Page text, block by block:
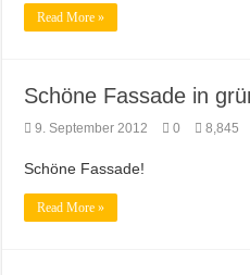
Read More »
Schöne Fassade in
9. September 2012 0 8,845
Schöne Fassade!
Read More »